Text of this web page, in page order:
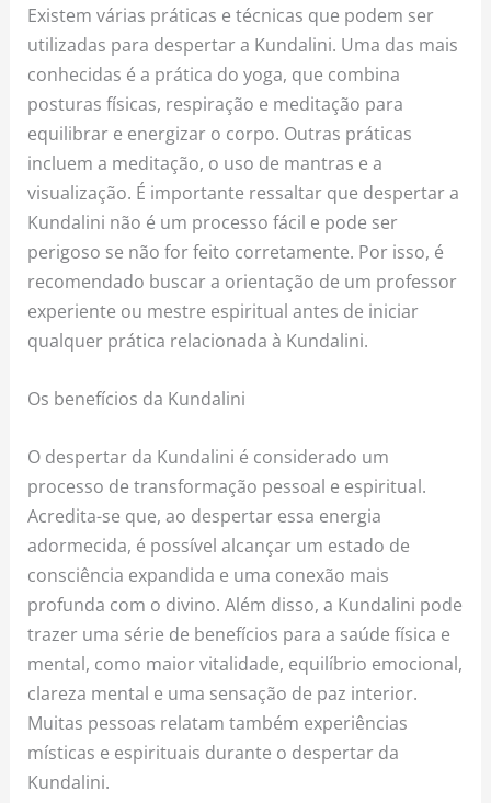
Existem várias práticas e técnicas que podem ser
utilizadas para despertar a Kundalini. Uma das mais
conhecidas é a prática do yoga, que combina
posturas físicas, respiração e meditação para
equilibrar e energizar o corpo. Outras práticas
incluem a meditação, o uso de mantras e a
visualização. É importante ressaltar que despertar a
Kundalini não é um processo fácil e pode ser
perigoso se não for feito corretamente. Por isso, é
recomendado buscar a orientação de um professor
experiente ou mestre espiritual antes de iniciar
qualquer prática relacionada à Kundalini.
Os benefícios da Kundalini
O despertar da Kundalini é considerado um
processo de transformação pessoal e espiritual.
Acredita-se que, ao despertar essa energia
adormecida, é possível alcançar um estado de
consciência expandida e uma conexão mais
profunda com o divino. Além disso, a Kundalini pode
trazer uma série de benefícios para a saúde física e
mental, como maior vitalidade, equilíbrio emocional,
clareza mental e uma sensação de paz interior.
Muitas pessoas relatam também experiências
místicas e espirituais durante o despertar da
Kundalini.